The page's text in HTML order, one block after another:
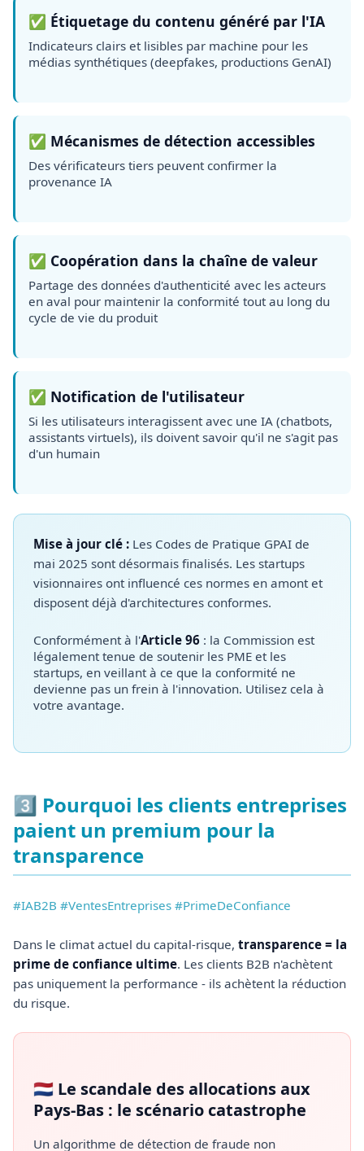
✅ Étiquetage du contenu généré par l'IA
Indicateurs clairs et lisibles par machine pour les
médias synthétiques (deepfakes, productions GenAI)
✅ Mécanismes de détection accessibles
Des vérificateurs tiers peuvent confirmer la
provenance IA
✅ Coopération dans la chaîne de valeur
Partage des données d'authenticité avec les acteurs
en aval pour maintenir la conformité tout au long du
cycle de vie du produit
✅ Notification de l'utilisateur
Si les utilisateurs interagissent avec une IA (chatbots,
assistants virtuels), ils doivent savoir qu'il ne s'agit pas
d'un humain
Mise à jour clé : Les Codes de Pratique GPAI de
mai 2025 sont désormais finalisés. Les startups
visionnaires ont influencé ces normes en amont et
disposent déjà d'architectures conformes.
Conformément à l'Article 96 : la Commission est
légalement tenue de soutenir les PME et les
startups, en veillant à ce que la conformité ne
devienne pas un frein à l'innovation. Utilisez cela à
votre avantage.
3️⃣ Pourquoi les clients entreprises
paient un premium pour la
transparence
#IAB2B #VentesEntreprises #PrimeDeConfiance
Dans le climat actuel du capital-risque, transparence = la
prime de confiance ultime. Les clients B2B n'achètent
pas uniquement la performance - ils achètent la réduction
du risque.
🇳🇱 Le scandale des allocations aux
Pays-Bas : le scénario catastrophe
Un algorithme de détection de fraude non